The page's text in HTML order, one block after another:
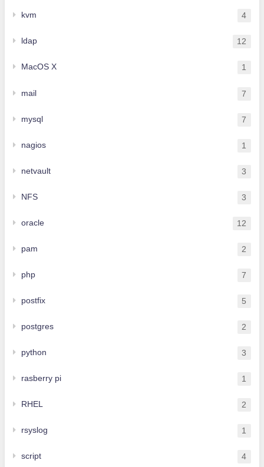
kvm 4
ldap 12
MacOS X 1
mail 7
mysql 7
nagios 1
netvault 3
NFS 3
oracle 12
pam 2
php 7
postfix 5
postgres 2
python 3
rasberry pi 1
RHEL 2
rsyslog 1
script 4